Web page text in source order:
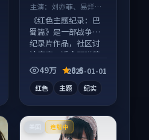
主演： 刘亦菲、易烊千
玺 等
《红色主题纪录：巴
蜀篇》是一部战争向
纪录片作品，社区讨
论度高，适合配弹幕
观看。
49万 8.6
2025-01-01
红色 主题 纪实
连载中